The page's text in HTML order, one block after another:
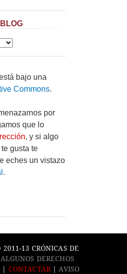
bajo una
Commons.
por
que lo
, y si algo
gusta te
eches un vistazo
.
2011-13 CRÓNICAS DE
ALGUNOS DERECHOS
| CONTACTAR
AVISO